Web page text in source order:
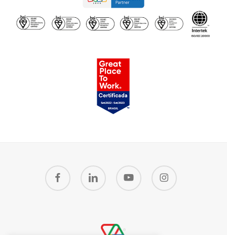
facebook linkedin youtube instagram